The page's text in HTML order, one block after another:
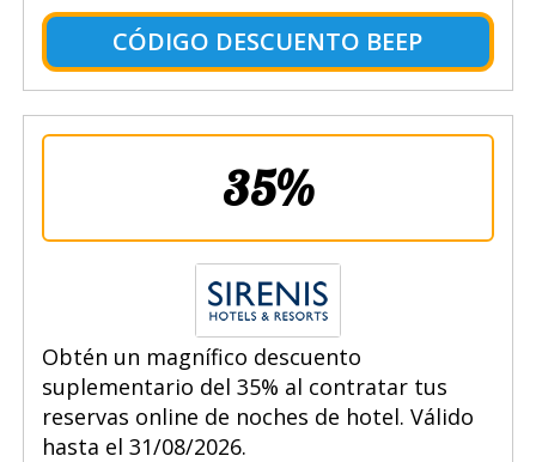
CÓDIGO DESCUENTO BEEP
35%
Obtén un magnífico descuento
suplementario del 35% al contratar tus
reservas online de noches de hotel. Válido
hasta el 31/08/2026.